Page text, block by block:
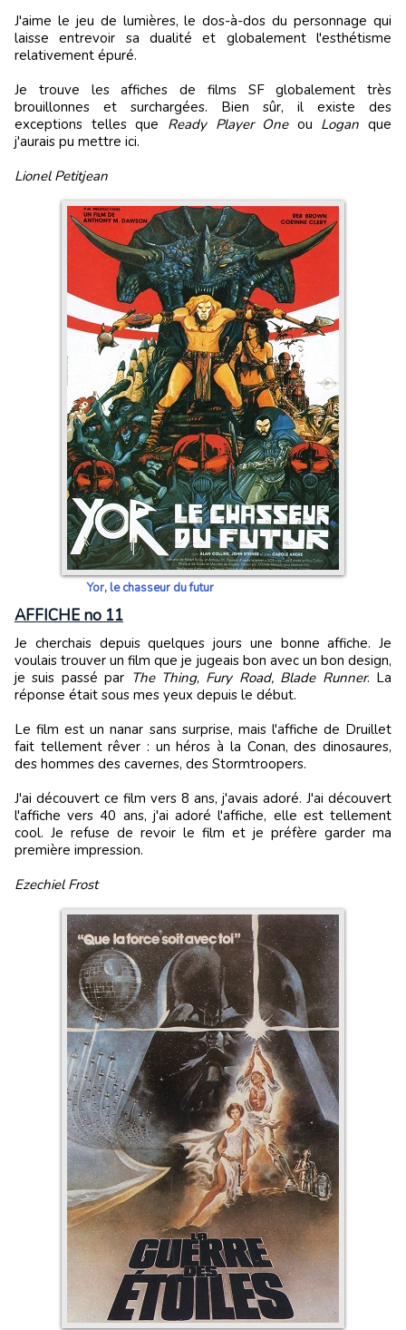
J'aime le jeu de lumières, le dos-à-dos du personnage qui
laisse entrevoir sa dualité et globalement l'esthétisme
relativement épuré.
Je trouve les affiches de films SF globalement très
brouillonnes et surchargées. Bien sûr, il existe des
exceptions telles que Ready Player Oneou Logan que
j'aurais pu mettre ici.
Lionel Petitjean
Yor, le chasseur du futur
AFFICHE no 11
Je cherchais depuis quelques jours une bonne affiche. Je
voulais trouver un film que je jugeais bon avec un bon design,
je suis passé par The Thing, Fury Road, Blade Runner. La
réponse était sous mes yeux depuis le début.
Le film est un nanar sans surprise, mais l'affiche de Druillet
fait tellement rêver : un héros à la Conan, des dinosaures,
des hommes des cavernes, des Stormtroopers.
J'ai découvert ce film vers 8 ans, j'avais adoré. J'ai découvert
l'affiche vers 40 ans, j'ai adoré l'affiche, elle est tellement
cool. Je refuse de revoir le film et je préfère garder ma
première impression.
Ezechiel Frost